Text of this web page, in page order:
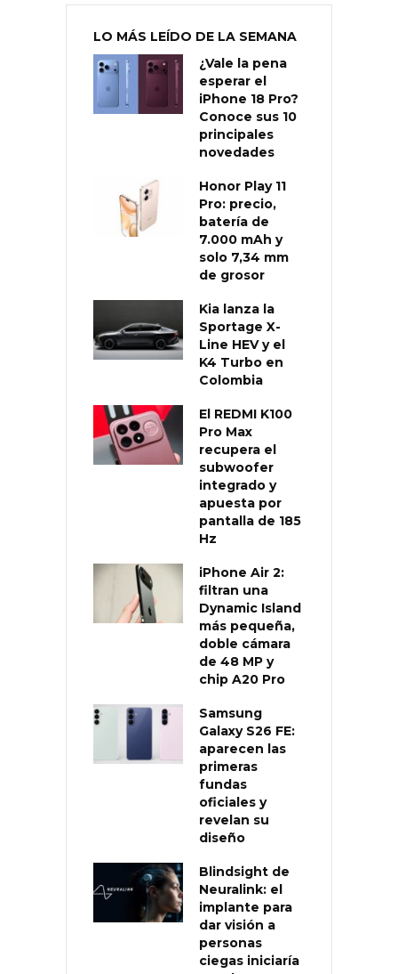
LO MÁS LEÍDO DE LA SEMANA
¿Vale la pena
esperar el
iPhone 18 Pro?
Conoce sus 10
principales
novedades
Honor Play 11
Pro: precio,
batería de
7.000 mAh y
solo 7,34 mm
de grosor
Kia lanza la
Sportage X-
Line HEV y el
K4 Turbo en
Colombia
El REDMI K100
Pro Max
recupera el
subwoofer
integrado y
apuesta por
pantalla de 185
Hz
iPhone Air 2:
filtran una
Dynamic Island
más pequeña,
doble cámara
de 48 MP y
chip A20 Pro
Samsung
Galaxy S26 FE:
aparecen las
primeras
fundas
oficiales y
revelan su
diseño
Blindsight de
Neuralink: el
implante para
dar visión a
personas
ciegas iniciaría